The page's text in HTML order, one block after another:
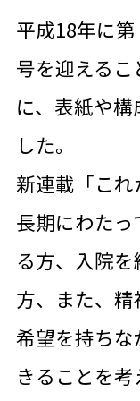
平成18年に
号を迎える
に、表紙や
した。
新連載「これ
長期にわた
る方、入院
方、また、精
希望を持ち
きることを考